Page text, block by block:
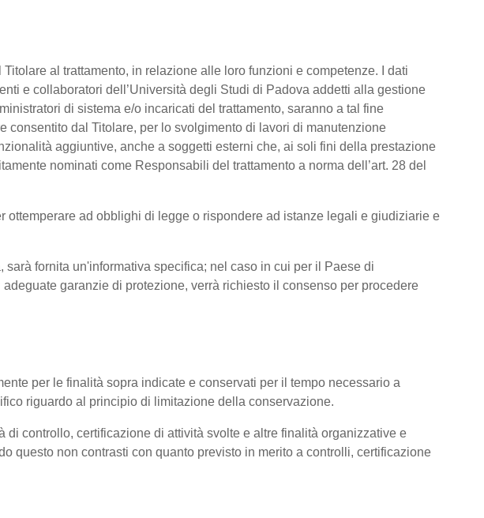
al trattamento, in relazione alle loro funzioni e competenze. I dati
e collaboratori dell’Università degli Studi di Padova addetti alla gestione
di sistema e/o incaricati del trattamento, saranno a tal fine
consentito dal Titolare, per lo svolgimento di lavori di manutenzione
aggiuntive, anche a soggetti esterni che, ai soli fini della prestazione
nominati come Responsabili del trattamento a norma dell’art. 28 del
ad obblighi di legge o rispondere ad istanze legali e giudiziarie e
fornita un'informativa specifica; nel caso in cui per il Paese di
garanzie di protezione, verrà richiesto il consenso per procedere
per le finalità sopra indicate e conservati per il tempo necessario a
riguardo al principio di limitazione della conservazione.
controllo, certificazione di attività svolte e altre finalità organizzative e
questo non contrasti con quanto previsto in merito a controlli, certificazione